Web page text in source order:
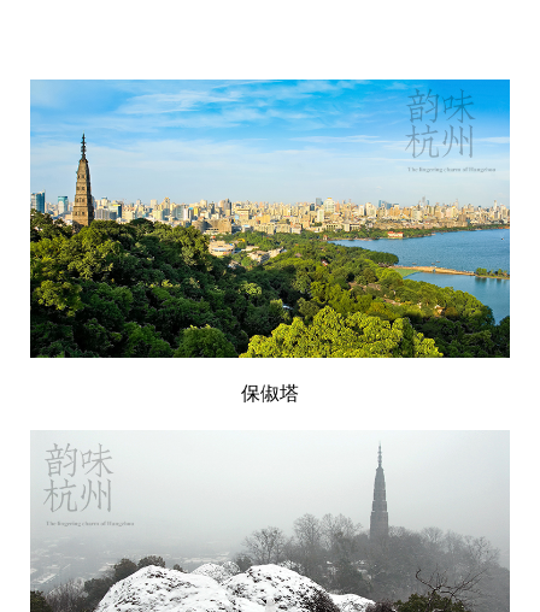
保俶塔